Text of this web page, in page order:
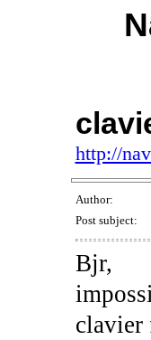
http://
Author:
Post subject:
Bjr,
clavier